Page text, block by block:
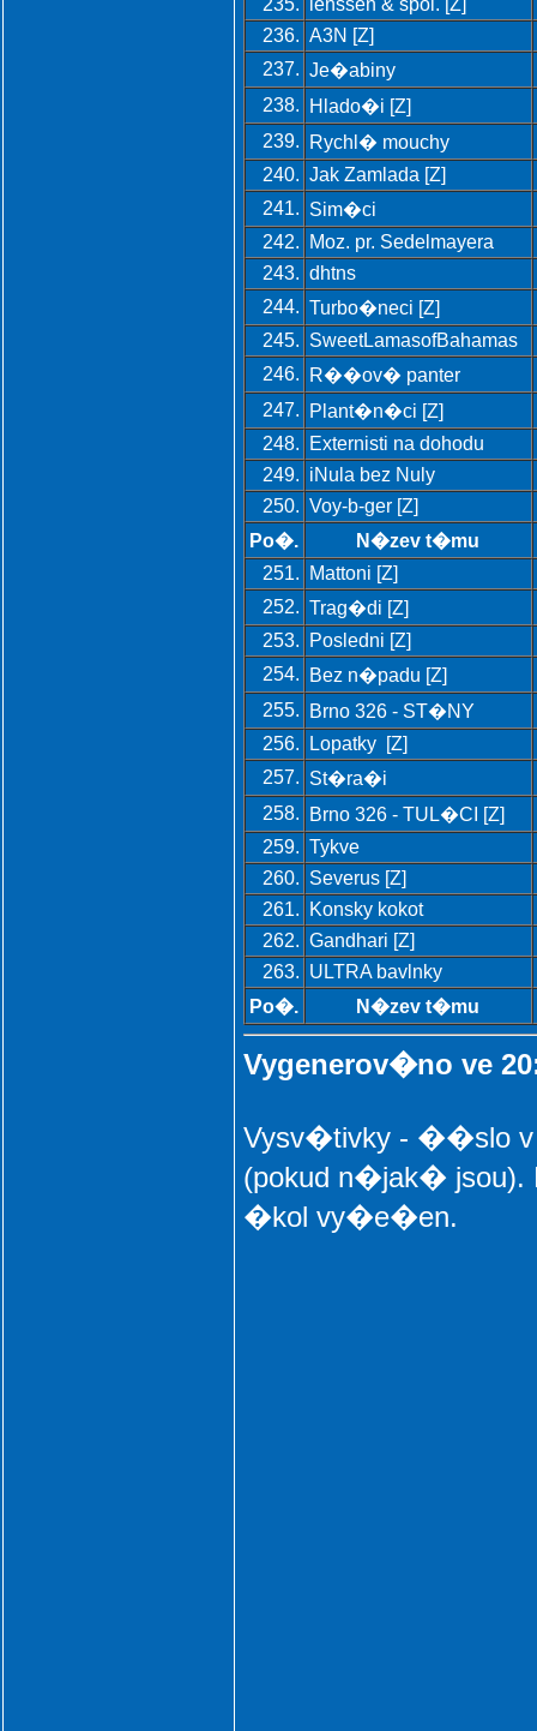
235.
lenssen & spol. [Z]
236. A3N [Z]
237. Je�abiny
238.
Hlado�i [Z]
239.
Rychl� mouchy
240. Jak Zamlada [Z]
241. Sim�ci
242.
Moz. pr. Sedelmayera
243. dhtns
244. Turbo�neci [Z]
245. SweetLamasofBahamas
246.
R��ov� panter
247.
Plant�n�ci [Z]
248.
Externisti na dohodu
249. iNula bez Nuly
250. Voy-b-ger [Z]
Po�.
N�zev t�mu
251.
Mattoni [Z]
252. Trag�di [Z]
253.
Posledni [Z]
254.
Bez n�padu [Z]
255.
Brno 326 - ST�NY
256.
Lopatky [Z]
257. St�ra�i
258.
Brno 326 - TUL�CI [Z]
259. Tykve
260. Severus [Z]
261.
Konsky kokot
262. Gandhari [Z]
263. ULTRA bavlnky
Po�.
N�zev t�mu
Vygenerov�no ve
Vysv�tivky - ��slo
(pokud n�jak� jsou).
�kol vy�e�en.